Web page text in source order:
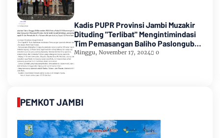
Kadis PUPR Provinsi Jambi Muzakir
Dituding "Terlibat" Mengintimindasi
Tim Pemasangan Baliho Paslongub
Romi-Sudirman
Minggu, November 17, 2024 0
PEMKOT JAMBI